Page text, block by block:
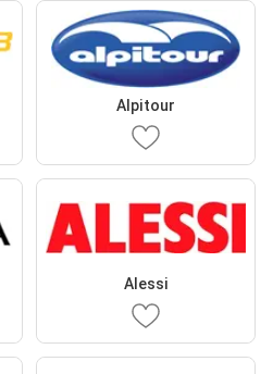
Alpitour
Alessi